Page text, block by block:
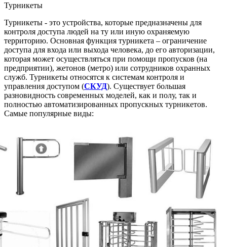
Турникеты
Турникеты - это устройства, которые предназначены для
контроля доступа людей на ту или иную охраняемую
территорию. Основная функция турникета – ограничение
доступа для входа или выхода человека, до его авторизации,
которая может осуществляться при помощи пропусков (на
предприятии), жетонов (метро) или сотрудников охранных
служб. Турникеты относятся к системам контроля и
управления доступом (СКУД). Существует большая
разновидность современных моделей, как и полу, так и
полностью автоматизированных пропускных турникетов.
Самые популярные виды: